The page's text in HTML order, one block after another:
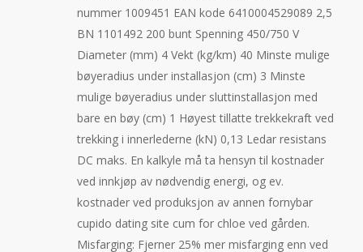
nummer 1009451 EAN kode 6410004529089 2,5
BN 1101492 200 bunt Spenning 450/750 V
Diameter (mm) 4 Vekt (kg/km) 40 Minste mulige
bøyeradius under installasjon (cm) 3 Minste
mulige bøyeradius under sluttinstallasjon med
bare en bøy (cm) 1 Høyest tillatte trekkekraft ved
trekking i innerlederne (kN) 0,13 Ledar resistans
DC maks. En kalkyle må ta hensyn til kostnader
ved innkjøp av nødvendig energi, og ev.
kostnader ved produksjon av annen fornybar
cupido dating site cum for chloe ved gården.
Misfarging: Fjerner 25% mer misfarging enn ved